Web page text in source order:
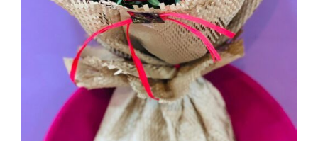
AÑADIR AL CARRITO
/
DETALLES